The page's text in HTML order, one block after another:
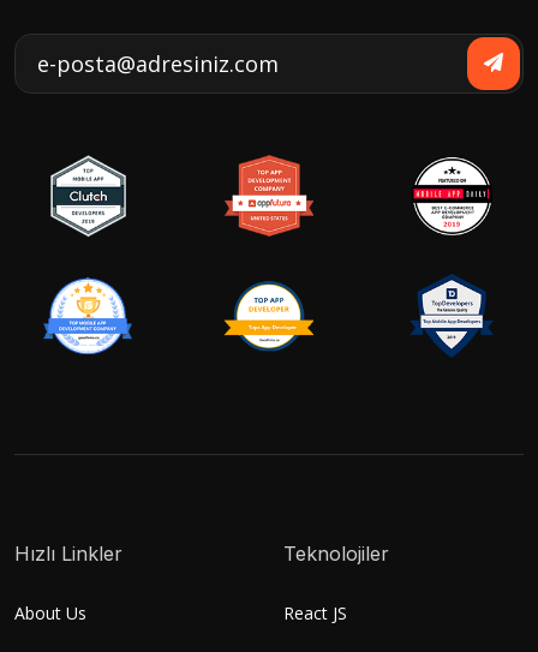
Hızlı Linkler
About Us
Teknolojiler
React JS